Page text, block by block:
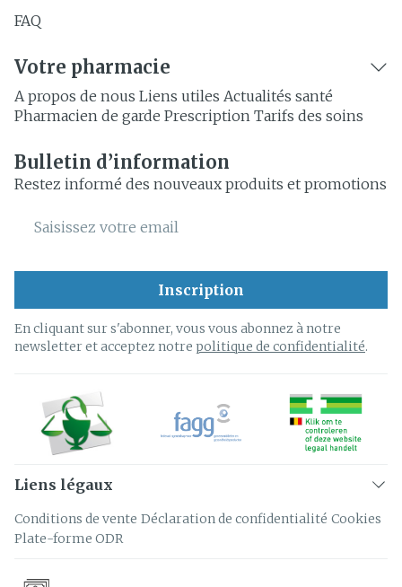
FAQ
Votre pharmacie
A propos de nous Liens utiles Actualités santé
Pharmacien de garde Prescription Tarifs des soins
Bulletin d’information
Restez informé des nouveaux produits et promotions
Adresse mail
Inscription
En cliquant sur s'abonner, vous vous abonnez à notre
newsletter et acceptez notre politique de confidentialité.
Liens légaux
Conditions de vente Déclaration de confidentialité Cookies
Plate-forme ODR